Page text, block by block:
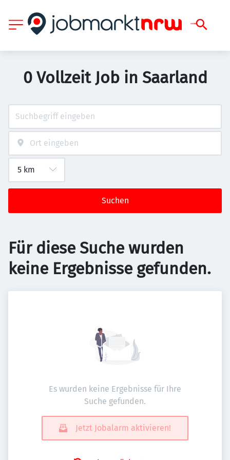
0 Vollzeit Job in Saarland
Suchen
Für diese Suche wurden
keine Ergebnisse gefunden.
Es wurden keine Ergebnisse für Ihre
Suche gefunden.
Jetzt Jobalarm aktivieren!